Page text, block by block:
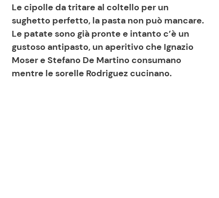
Le cipolle da tritare al coltello per un
sughetto perfetto, la pasta non può mancare.
Le patate sono già pronte e intanto c’è un
gustoso antipasto, un aperitivo che Ignazio
Moser e Stefano De Martino consumano
mentre le sorelle Rodriguez cucinano.